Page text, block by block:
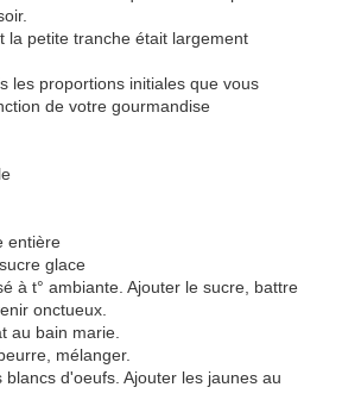
la petite tranche était largement
les proportions initiales que vous
de votre gourmandise
entière
glace
à t° ambiante. Ajouter le sucre, battre
onctueux.
au bain marie.
mélanger.
d'oeufs. Ajouter les jaunes au